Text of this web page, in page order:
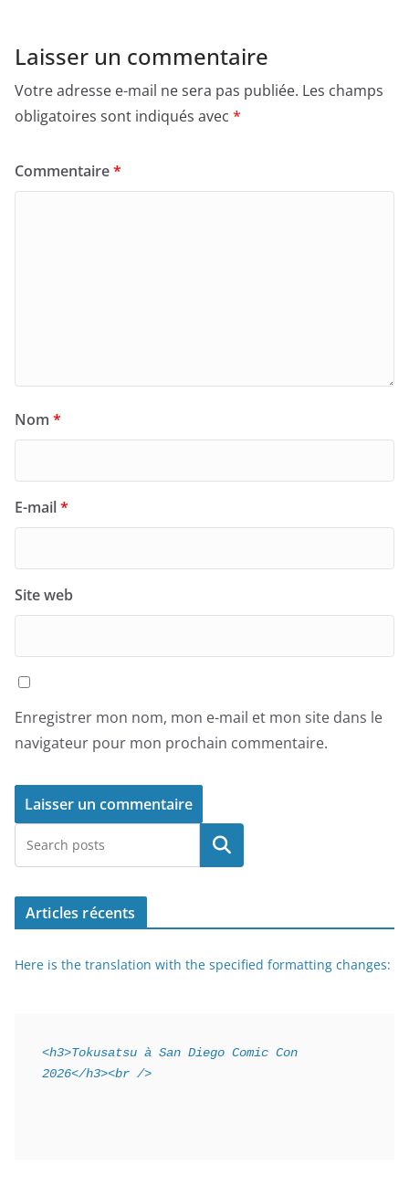
Laisser un commentaire
Votre adresse e-mail ne sera pas publiée. Les champs
obligatoires sont indiqués avec *
Commentaire*
Nom *
E-mail*
Site web
Enregistrer mon nom, mon e-mail et mon site dans le
navigateur pour mon prochain commentaire.
Rechercher
Articles récents
Here is the translation with the specified formatting changes:
<h3>Tokusatsu à San Diego Comic Con
2026</h3><br />